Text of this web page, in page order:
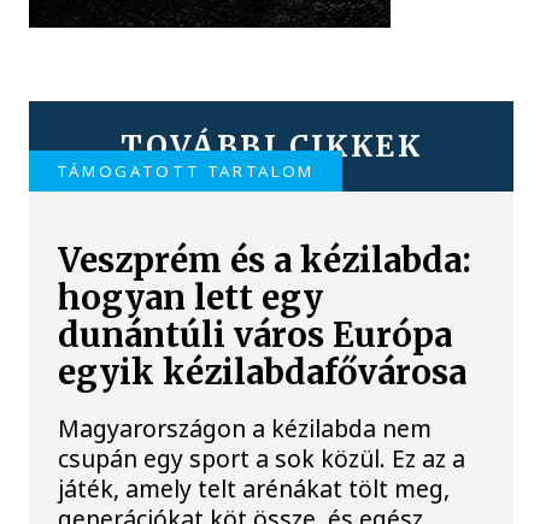
TOVÁBBI CIKKEK
TÁMOGATOTT TARTALOM
Veszprém és a kézilabda:
hogyan lett egy
dunántúli város Európa
egyik kézilabdafővárosa
Magyarországon a kézilabda nem
csupán egy sport a sok közül. Ez az a
játék, amely telt arénákat tölt meg,